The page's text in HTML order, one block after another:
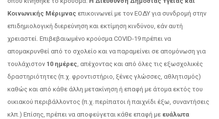
Κοινωνικής Μέριμνας επικοινωνεί με τον ΕΟΔΥ για συνδρομή στην
επιδημιολογική διερεύνηση και εκτίμηση κινδύνου, εάν αυτή
χρειαστεί. Επιβεβαιωμένο κρούσμα COVID-19 πρέπει να
απομακρυνθεί από το σχολείο και να παραμείνει σε απομόνωση για
τουλάχιστον 10 ημέρες, απέχοντας και από όλες τις εξωσχολικές
δραστηριότητες (π.χ. φροντιστήριο, ξένες γλώσσες, αθλητισμός)
καθώς και από κάθε άλλη μετακίνηση ή επαφή με άτομα εκτός του
οικιακού περιβάλλοντος (π.χ. περίπατοι ή παιχνίδι έξω, συναντήσεις
κλπ.) Επίσης, πρέπει να αποφεύγεται κάθε επαφή με ευάλωτα